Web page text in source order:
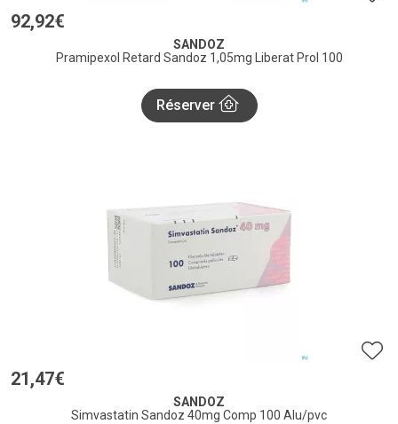
92,92€
SANDOZ
Pramipexol Retard Sandoz 1,05mg Liberat Prol 100
Réserver
21 ,47€
SANDOZ
Simvastatin Sandoz 40mg Comp 100 Alu/pvc